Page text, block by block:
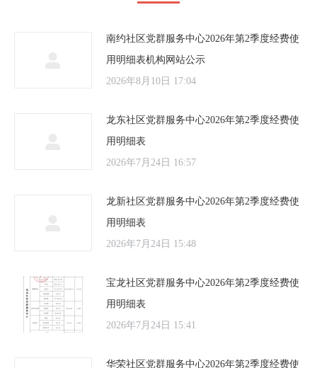
南约社区党群服务中心2026年第2季度经费使
用明细表机构网站公示
2026年8月10日 17:04
龙东社区党群服务中心2026年第2季度经费使
用明细表
2026年7月24日 16:57
龙新社区党群服务中心2026年第2季度经费使
用明细表
2026年7月24日 15:48
宝龙社区党群服务中心2026年第2季度经费使
用明细表
2026年7月24日 15:41
华荣社区党群服务中心2026年第2季度经费使